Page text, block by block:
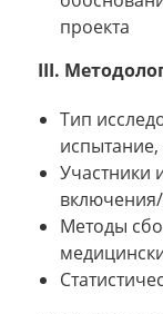
проекта
III.
Тип
испытание,
Участники
Методы